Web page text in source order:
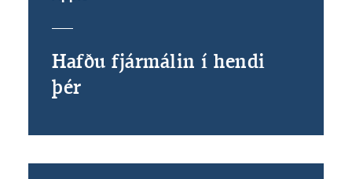
Hafðu fjármálin í hendi
þér